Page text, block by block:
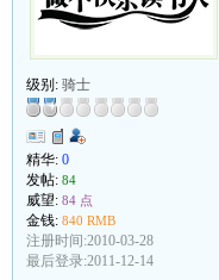
级别: 骑士
精华: 0
发帖: 84
威望: 84 点
金钱: 840 RMB
注册时间:2010-03-28
最后登录:2011-12-14